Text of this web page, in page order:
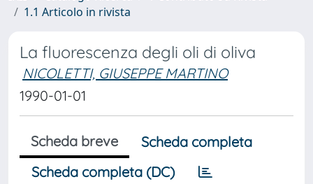
1.1 Articolo in rivista
La fluorescenza degli oli di oliva
NICOLETTI, GIUSEPPE MARTINO
1990-01-01
Scheda breve
Scheda completa
Scheda completa (DC)